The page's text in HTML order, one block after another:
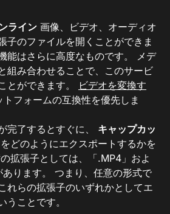
ライン 画像、ビデオ、オーディオ
子のファイルを開くことができま
能はさらに高度なものです。 メデ
組み合わせることで、このサービ
とができます。
ビデオを変換す
フォームの互換性を優先しま
完了するとすぐに、 キャップカッ
どのようにエクスポートするかを
拡張子としては、「.MP4」およ
ります。 つまり、任意の形式で
れらの拡張子のいずれかとしてエ
うことです。